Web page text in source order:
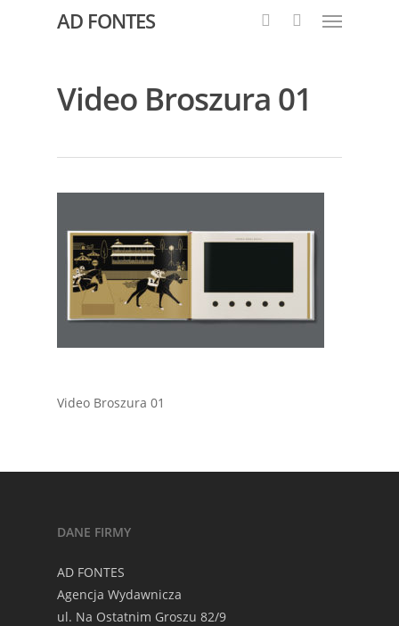
AD FONTES
Video Broszura 01
Video Broszura 01
DANE FIRMY
AD FONTES
Agencja Wydawnicza
ul. Na Ostatnim Groszu 82/9